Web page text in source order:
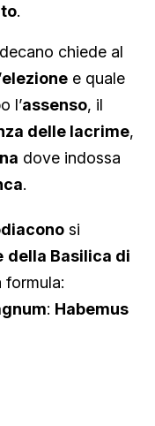
.
decano chiede al
elezione e quale
l’assenso, il
delle lacrime,
dove indossa
.
si
della Basilica di
formula:
: Habemus